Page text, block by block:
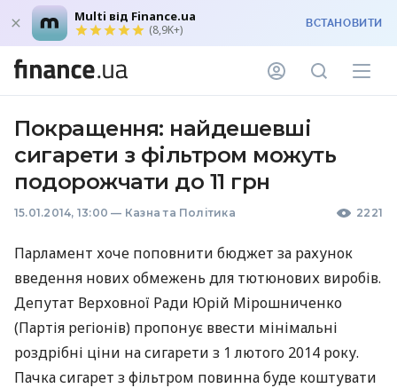
Multi від Finance.ua
(8,9K+) ВСТАНОВИТИ
Покращення: найдешевші
сигарети з фільтром можуть
подорожчати до 11 грн
15.01.2014, 13:00 — Казна та Політика 2221
Парламент хоче поповнити бюджет за рахунок
введення нових обмежень для тютюнових виробів.
Депутат Верховної Ради Юрій Мірошниченко
(Партія регіонів) пропонує ввести мінімальні
роздрібні ціни на сигарети з 1 лютого 2014 року.
Пачка сигарет з фільтром повинна буде коштувати